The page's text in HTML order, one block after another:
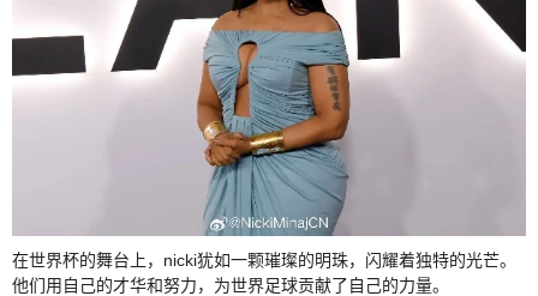
在世界杯的舞台上，nicki犹如一颗璀璨的明珠，闪耀着独特的光芒。
他们用自己的才华和努力，为世界足球贡献了自己的力量。